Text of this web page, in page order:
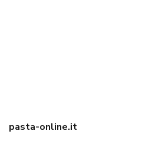
pasta-online.it